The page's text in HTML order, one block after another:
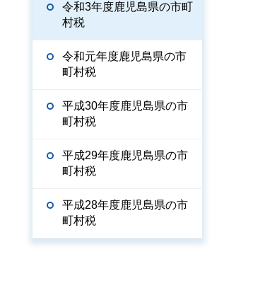
令和3年度鹿児島県の市町
村税
令和元年度鹿児島県の市
町村税
平成30年度鹿児島県の市
町村税
平成29年度鹿児島県の市
町村税
平成28年度鹿児島県の市
町村税